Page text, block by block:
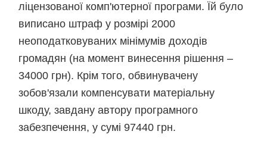
ліцензованої комп'ютерної програми. Їй було
виписано штраф у розмірі 2000
неоподатковуваних мінімумів доходів
громадян (на момент винесення рішення –
34000 грн). Крім того, обвинувачену
зобов'язали компенсувати матеріальну
шкоду, завдану автору програмного
забезпечення, у сумі 97440 грн.